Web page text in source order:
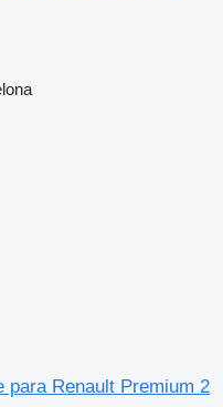
para Renault Premium 2